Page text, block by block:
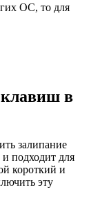
ОС, то для
в
залипание
подходит для
короткий и
эту